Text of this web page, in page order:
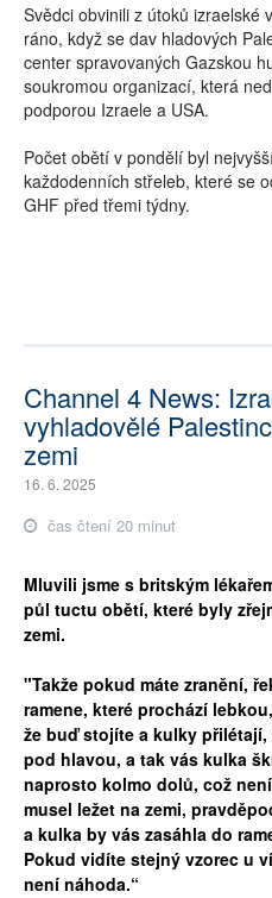
Svědci obvinili z útoků izraelské
ráno, když se dav hladových
center spravovaných Gazskou
soukromou organizací, která
podporou Izraele a USA.
Počet obětí v pondělí byl
každodenních střeleb, které se
GHF před třemi týdny.
Channel 4 News:
vyhladovělé
zemi
16. 6. 2025
čas čtení 20 minut
Mluvili jsme s britským
půl tuctu obětí, které byly
zemi.
"Takže pokud máte zranění,
ramene, které prochází
že buď stojíte a kulky přilétají,
pod hlavou, a tak vás kulka
naprosto kolmo dolů, což
musel ležet na zemi,
a kulka by vás zasáhla do
Pokud vidíte stejný vzorec u
není náhoda.“